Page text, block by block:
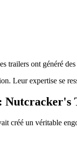
trailers ont généré
Leur expertise se
créé un véritable